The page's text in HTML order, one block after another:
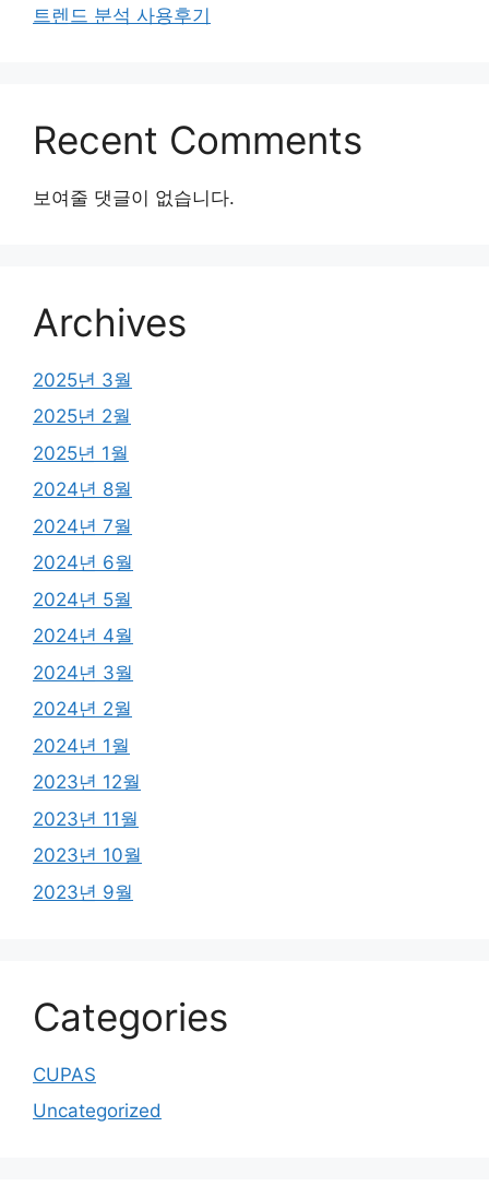
트렌드 분석 사용후기
Recent Comments
보여줄 댓글이 없습니다.
Archives
2025년 3월
2025년 2월
2025년 1월
2024년 8월
2024년 7월
2024년 6월
2024년 5월
2024년 4월
2024년 3월
2024년 2월
2024년 1월
2023년 12월
2023년 11월
2023년 10월
2023년 9월
Categories
CUPAS
Uncategorized